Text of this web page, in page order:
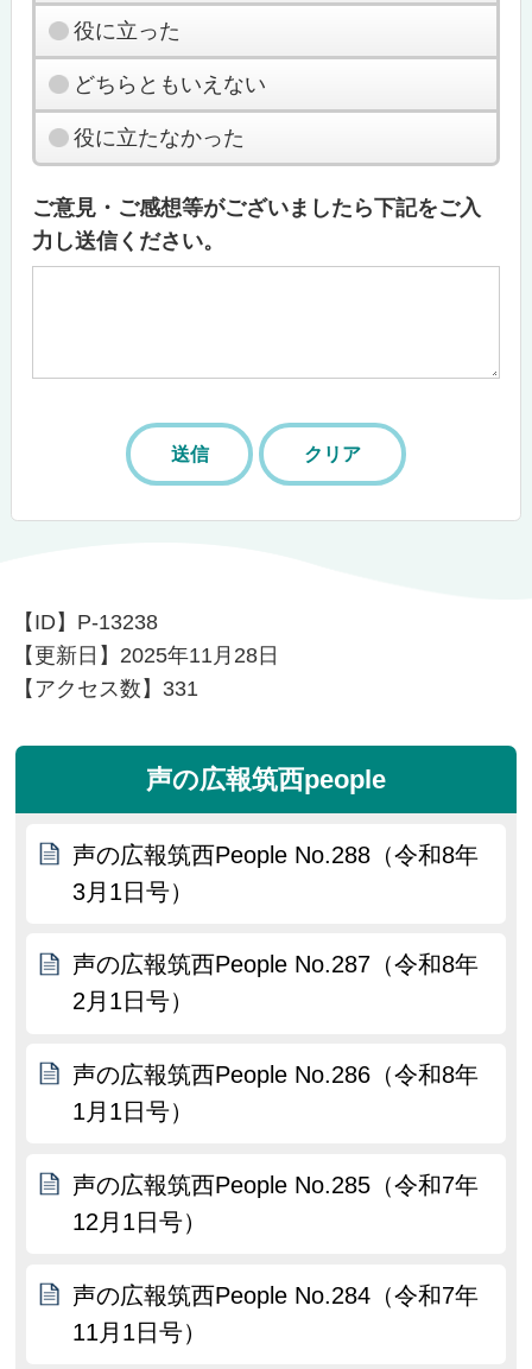
役に立った
どちらともいえない
役に立たなかった
ご意見・ご感想等がございましたら下記をご入
力し送信ください。
【ID】 P-13238
【更新日】 2025年11月28日
【アクセス数】 331
声の広報筑西people
声の広報筑西People No.288（令和8年
3月1日号）
声の広報筑西People No.287（令和8年
2月1日号）
声の広報筑西People No.286（令和8年
1月1日号）
声の広報筑西People No.285（令和7年
12月1日号）
声の広報筑西People No.284（令和7年
11月1日号）